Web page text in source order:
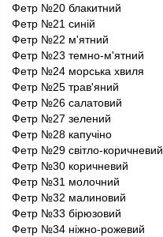
Фетр №20 блакитний
Фетр №21 синій
Фетр №22 м'ятний
Фетр №23 темно-м'ятний
Фетр №24 морська хвиля
Фетр №25 трав'яний
Фетр №26 салатовий
Фетр №27 зелений
Фетр №28 капучіно
Фетр №29 світло-коричневий
Фетр №30 коричневий
Фетр №31 молочний
Фетр №32 малиновий
Фетр №33 бірюзовий
Фетр №34 ніжно-рожевий